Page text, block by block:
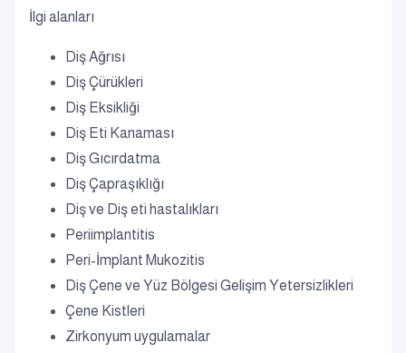
İlgi alanları
Diş Ağrısı
Diş Çürükleri
Diş Eksikliği
Diş Eti Kanaması
Diş Gıcırdatma
Diş Çapraşıklığı
Diş ve Diş eti hastalıkları
Periimplantitis
Peri-İmplant Mukozitis
Diş Çene ve Yüz Bölgesi Gelişim Yetersizlikleri
Çene Kistleri
Zirkonyum uygulamalar